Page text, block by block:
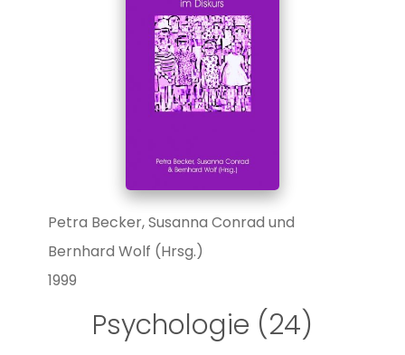
Petra Becker, Susanna Conrad und
Bernhard Wolf (Hrsg.)
1999
Psychologie (24)